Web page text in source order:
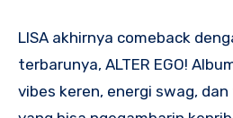
LISA akhirnya comeback dengan album solo
terbarunya, ALTER EGO!
vibes keren, energi swag,